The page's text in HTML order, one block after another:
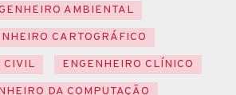
AMBIENTAL
CARTOGRÁFICO
CIVIL
ENGENHEIRO CLÍNICO
DA COMPUTAÇÃO